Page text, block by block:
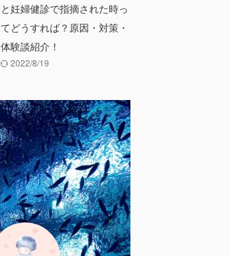
と妊婦健診で指摘された時っ
てどうすれば？原因・対策・
体験談紹介！
2022/8/19